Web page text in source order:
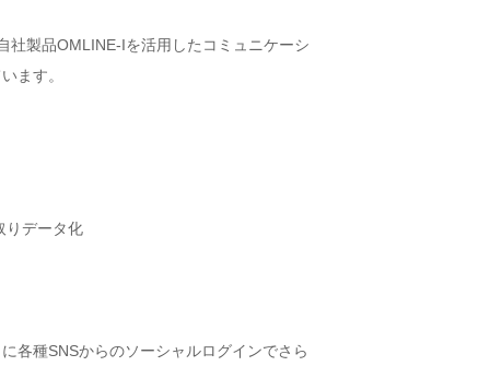
社製品OMLINE-Iを活用したコミュニケーシ
ます。
りデータ化
各種SNSからのソーシャルログインでさら